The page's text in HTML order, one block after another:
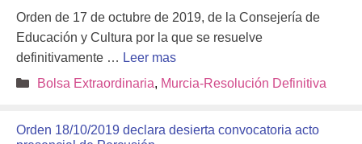
Orden de 17 de octubre de 2019, de la Consejería de
Educación y Cultura por la que se resuelve
definitivamente … Leer mas
Categorías
Bolsa Extraordinaria, Murcia-Resolución Definitiva
Orden 18/10/2019 declara desierta convocatoria acto